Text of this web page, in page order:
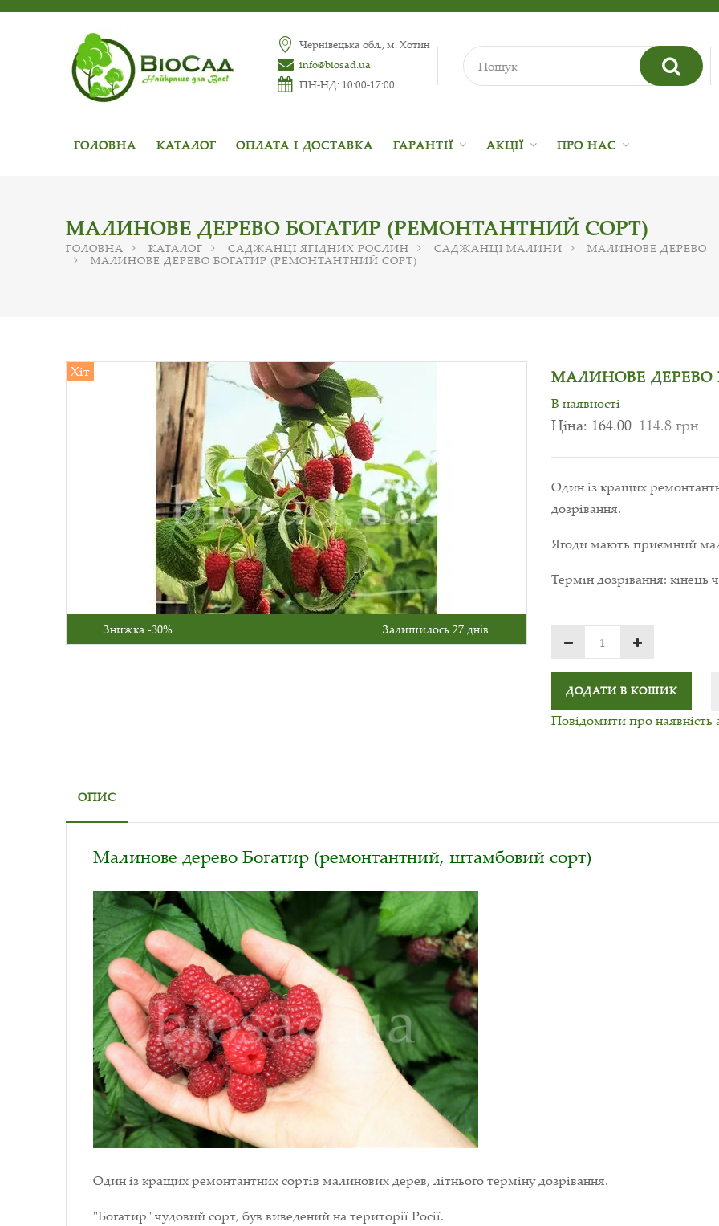
Чернівецька обл., м. Хотин
info@biosad.ua
ПН-НД: 10:00-17:00
ГОЛОВНА КАТАЛОГ ОПЛАТА І ДОСТАВКА ГАРАНТІЇ АКЦІЇ ПРО НАС
МАЛИНОВЕ ДЕРЕВО БОГАТИР (РЕМОНТАНТНИЙ СОРТ)
ГОЛОВНА КАТАЛОГ САДЖАНЦІ ЯГІДНИХ РОСЛИН САДЖАНЦІ МАЛИНИ
МАЛИНОВЕ ДЕРЕВО
МАЛИНОВЕ ДЕРЕВО БОГАТИР (РЕМОНТАНТНИЙ СОРТ)
Хіт
Знижка -30% Залишилось 27 днів
МАЛИНОВЕ ДЕРЕВО
В наявності
Ціна: 164.00 114.8 грн
Один із кращих
дозрівання.
Ягоди мають приємний
Термін дозрівання: кінець
ДОДАТИ В КОШИК
Повідомити про наявність
ОПИС
Малинове дерево Богатир (ремонтантний, штамбовий сорт)
Один із кращих ремонтантних сортів малинових дерев, літнього терміну дозрівання.
"Богатир" чудовий сорт, був виведений на території Росії.